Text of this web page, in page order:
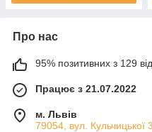
Про нас
95% позитивних з 129
Працює з 21.07.2022
м. Львів
79054, вул. Кульчицької